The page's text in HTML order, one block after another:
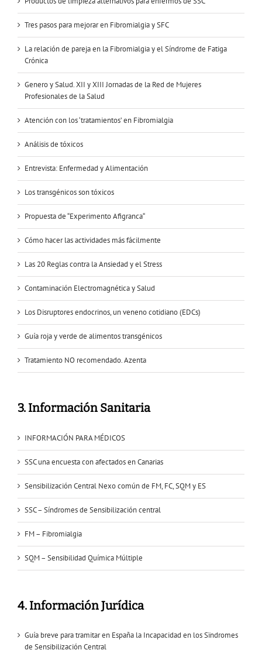
Tres pasos para mejorar en Fibromialgia y SFC
La relación de pareja en la Fibromialgia y el Síndrome de Fatiga
Crónica
Genero y Salud. XII y XIII Jornadas de la Red de Mujeres
Profesionales de la Salud
Atención con los ‘tratamientos’ en Fibromialgia
Análisis de tóxicos
Entrevista: Enfermedad y Alimentación
Los transgénicos son tóxicos
Propuesta de “Experimento Afigranca“
Cómo hacer las actividades más fácilmente
Las 20 Reglas contra la Ansiedad y el Stress
Contaminación Electromagnética y Salud
Los Disruptores endocrinos, un veneno cotidiano (EDCs)
Guía roja y verde de alimentos transgénicos
Tratamiento NO recomendado. Azenta
3. Información Sanitaria
INFORMACIÓN PARA MÉDICOS
SSC una encuesta con afectados en Canarias
Sensibilización Central Nexo común de FM, FC, SQM y ES
SSC – Síndromes de Sensibilización central
FM – Fibromialgia
SQM – Sensibilidad Química Múltiple
4. Información Jurídica
Guía breve para tramitar en España la Incapacidad en los Sïndromes
de Sensibilización Central